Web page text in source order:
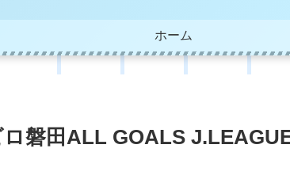
ホーム
磐田ALL GOALS